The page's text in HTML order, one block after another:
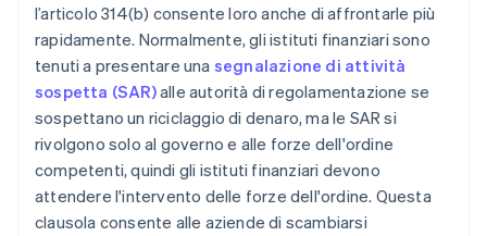
l’articolo 314(b) consente loro anche di affrontarle più
rapidamente. Normalmente, gli istituti finanziari sono
tenuti a presentare una segnalazione di attività
sospetta (SAR)alle autorità di regolamentazione se
sospettano un riciclaggio di denaro, ma le SAR si
rivolgono solo al governo e alle forze dell'ordine
competenti, quindi gli istituti finanziari devono
attendere l'intervento delle forze dell'ordine. Questa
clausola consente alle aziende di scambiarsi